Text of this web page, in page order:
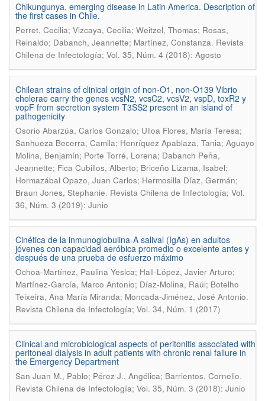
Chikungunya, emerging disease in Latin America. Description of
the first cases in Chile.
Perret, Cecilia; Vizcaya, Cecilia; Weitzel, Thomas; Rosas,
Reinaldo; Dabanch, Jeannette; Martínez, Constanza. Revista
Chilena de Infectología; Vol. 35, Núm. 4 (2018): Agosto
Chilean strains of clinical origin of non-O1, non-O139 Vibrio
cholerae carry the genes vcsN2, vcsC2, vcsV2, vspD, toxR2 y
vopF from secretion system T3SS2 present in an island of
pathogenicity
Osorio Abarzúa, Carlos Gonzalo; Ulloa Flores, María Teresa;
Sanhueza Becerra, Camila; Henríquez Apablaza, Tania; Aguayo
Molina, Benjamín; Porte Torré, Lorena; Dabanch Peña,
Jeannette; Fica Cubillos, Alberto; Briceño Lizama, Isabel;
Hormazábal Opazo, Juan Carlos; Hermosilla Díaz, Germán;
Braun Jones, Stephanie. Revista Chilena de Infectología; Vol.
36, Núm. 3 (2019): Junio
Cinética de la inmunoglobulina-A salival (IgAs) en adultos
jóvenes con capacidad aeróbica promedio o excelente antes y
después de una prueba de esfuerzo máximo
Ochoa-Martínez, Paulina Yesica; Hall-López, Javier Arturo;
Martínez-García, Marco Antonio; Díaz-Molina, Raúl; Botelho
Teixeira, Ana María Miranda; Moncada-Jiménez, José Antonio.
Revista Chilena de Infectología; Vol. 34, Núm. 1 (2017)
Clinical and microbiological aspects of peritonitis associated with
peritoneal dialysis in adult patients with chronic renal failure in
the Emergency Department
San Juan M., Pablo; Pérez J., Angélica; Barrientos, Cornelio.
Revista Chilena de Infectología; Vol. 35, Núm. 3 (2018): Junio